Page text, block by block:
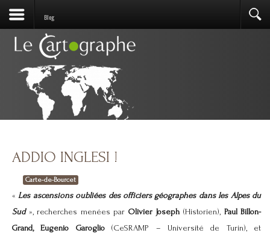
Blog
ADDIO INGLESI !
Carte-de-Bourcet
«Les ascensions oubliées des officiers géographes dans les Alpes du
Sud », recherches menées par Olivier Joseph (Historien), Paul Billon-
Grand,Eugenio Garoglio(CeSRAMP – Université de Turin), et